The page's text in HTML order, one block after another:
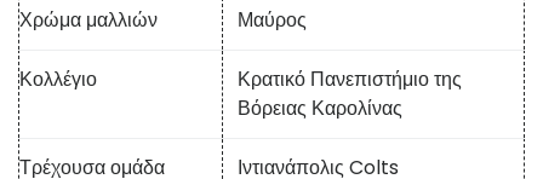
Χρώμα μαλλιών Μαύρος
Κολλέγιο
Κρατικό Πανεπιστήμιο της
Βόρειας Καρολίνας
Τρέχουσα ομάδα Ιντιανάπολις Colts